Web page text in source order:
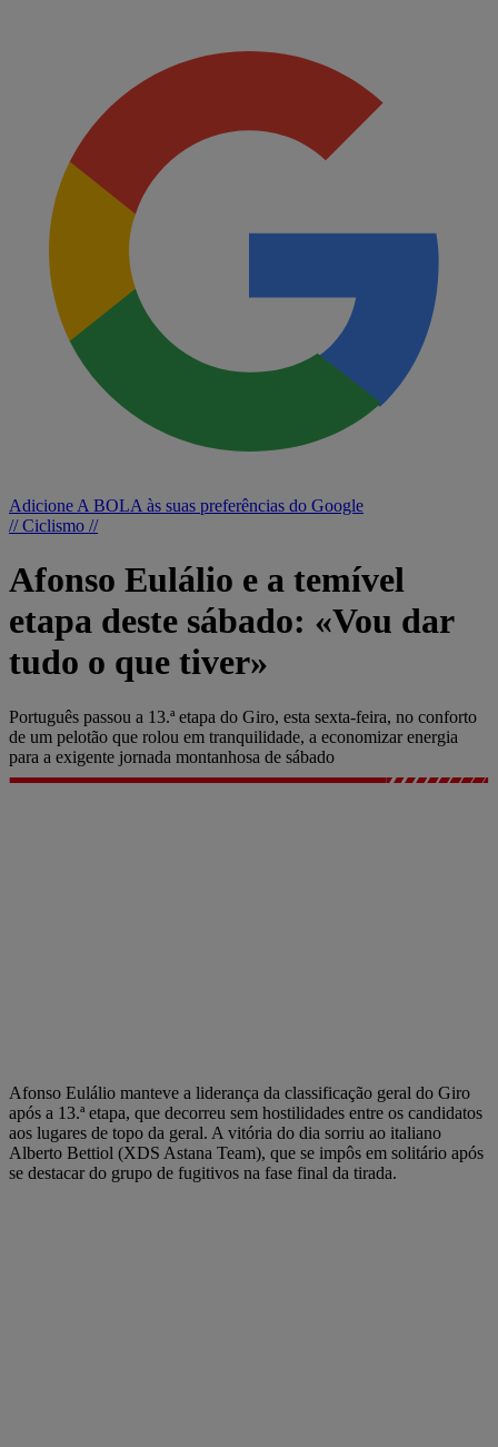
Adicione A BOLA às suas preferências do Google
// Ciclismo //
Afonso Eulálio e a temível
etapa deste sábado: «Vou dar
tudo o que tiver»
Português passou a 13.ª etapa do Giro, esta sexta-feira, no conforto
de um pelotão que rolou em tranquilidade, a economizar energia
para a exigente jornada montanhosa de sábado
Afonso Eulálio manteve a liderança da classificação geral do Giro
após a 13.ª etapa, que decorreu sem hostilidades entre os candidatos
aos lugares de topo da geral. A vitória do dia sorriu ao italiano
Alberto Bettiol (XDS Astana Team), que se impôs em solitário após
se destacar do grupo de fugitivos na fase final da tirada.